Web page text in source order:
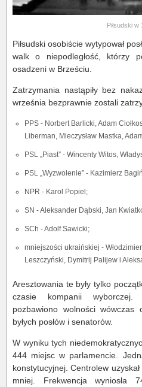
Piłsudski w
Piłsudski osobiście wytypował
walk o niepodległość, którzy
osadzeni w Brześciu.
Zatrzymania nastąpiły bez
września bezprawnie zostali
PPS - Norbert Barlicki, Adam
Liberman, Mieczysław Mastka,
PSL „Piast” - Wincenty Witos,
PSL „Wyzwolenie” - Kazimierz
NPR - Karol Popiel;
SN - Aleksander Dąbski, Jan
SCh - Adolf Sawicki;
mniejszości ukraińskiej -
Leszczyński, Dymitrij Palijew i
Aresztowania te były tylko
czasie kompanii
pozbawiono wolności
byłych posłów i senatorów.
W wyniku tych
444 miejsc w parlamencie.
konstytucyjnej. Centrolew
mniej. Frekwencja wyniosła